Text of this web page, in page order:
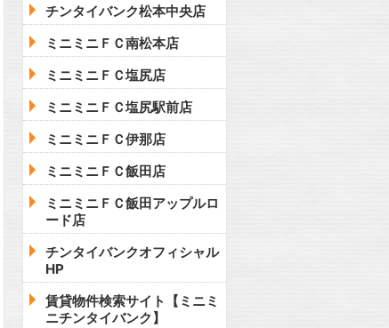
チンタイバンク松本中央店
ミニミニＦＣ南松本店
ミニミニＦＣ塩尻店
ミニミニＦＣ塩尻駅前店
ミニミニＦＣ伊那店
ミニミニＦＣ飯田店
ミニミニＦＣ飯田アップルロ
ード店
チンタイバンクオフィシャル
HP
賃貸物件検索サイト【ミニミ
ニチンタイバンク】